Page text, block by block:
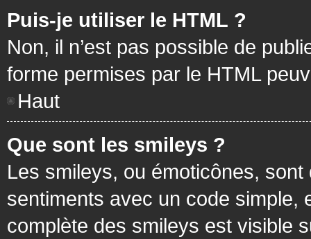
Puis-je utiliser le HTML ?
Non, il n’est pas possible de
forme permises par le HTML
Haut
Que sont les smileys ?
Les smileys, ou émoticônes,
sentiments avec un code simple,
complète des smileys est visible